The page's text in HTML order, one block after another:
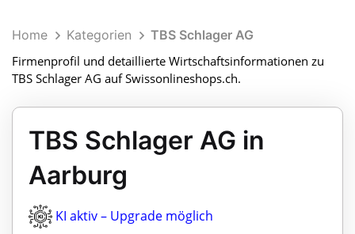
Home Kategorien
TBS Schlager AG
Firmenprofil und detaillierte Wirtschaftsinformationen zu
TBS Schlager AG auf Swissonlineshops.ch.
TBS Schlager AG in
Aarburg
KI aktiv – Upgrade möglich